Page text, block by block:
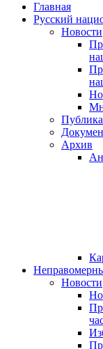
Главная
Русский
Новости
Архив
Новости